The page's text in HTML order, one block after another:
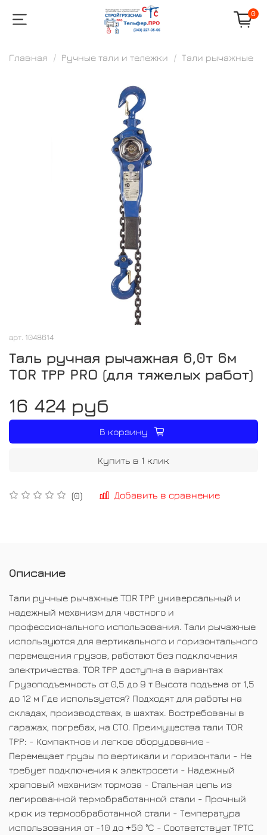
0
Главная Ручные тали и тележки Тали рычажные
арт. 1048614
Таль ручная рычажная 6,0т 6м
TOR ТРР PRO (для тяжелых работ)
(0) Добавить в сравнение
16 424 руб
В корзину
Купить в 1 клик
Описание
Тали ручные рычажные TOR ТРР универсальный и
надежный механизм для частного и
профессионального использования. Тали рычажные
используются для вертикального и горизонтального
перемещения грузов, работают без подключения
электричества. TOR ТРР доступна в вариантах
Грузоподъемность от 0,5 до 9 т Высота подъема от 1,5
до 12 м Где используется? Подходят для работы на
складах, производствах, в шахтах. Востребованы в
гаражах, погребах, на СТО. Преимущества тали TOR
ТРР: - Компактное и легкое оборудование -
Перемещает грузы по вертикали и горизонтали - Не
требует подключения к электросети - Надежный
храповый механизм тормоза - Стальная цепь из
легированной термобработанной стали - Прочный
крюк из термообработанной стали - Температура
использования от -10 до +50 °C - Соответствует ТРТС